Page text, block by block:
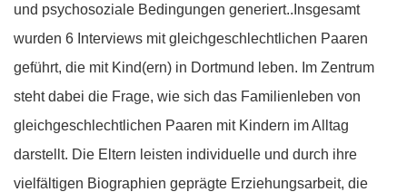
und psychosoziale Bedingungen generiert..Insgesamt
wurden 6 Interviews mit gleichgeschlechtlichen Paaren
geführt, die mit Kind(ern) in Dortmund leben. Im Zentrum
steht dabei die Frage, wie sich das Familienleben von
gleichgeschlechtlichen Paaren mit Kindern im Alltag
darstellt. Die Eltern leisten individuelle und durch ihre
vielfältigen Biographien geprägte Erziehungsarbeit, die